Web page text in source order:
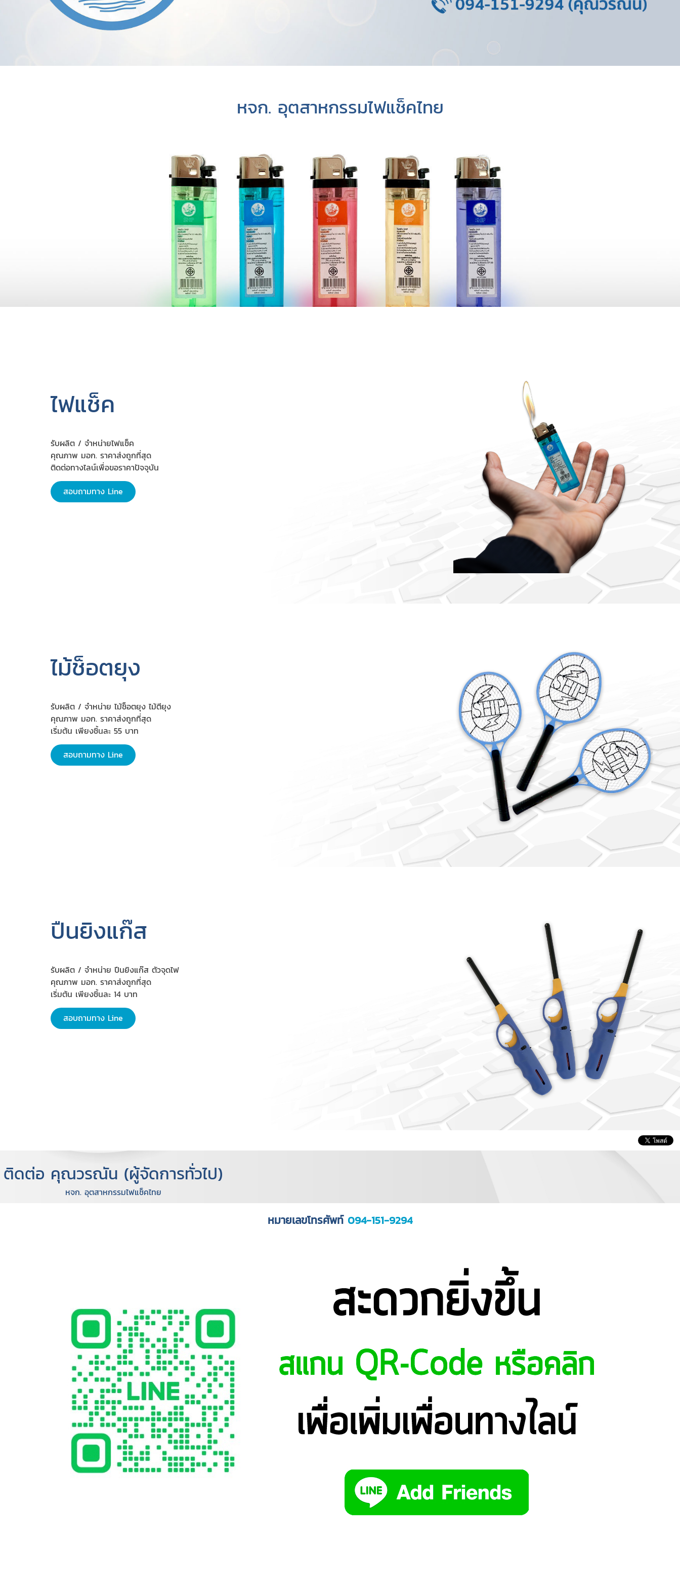
หจก. อุตสาหกรรมไฟแช็คไทย
ไฟแช็ค
รับผลิต / จำหน่ายไฟแช็ค
คุณภาพ มอก. ราคาส่งถูกที่สุด
ติดต่อทางไลน์เพื่อขอราคาปัจจุบัน
สอบถามทาง Line
ไม้ช็อตยุง
รับผลิต / จำหน่าย ไม้ช็อตยุง ไม้ตียุง
คุณภาพ มอก. ราคาส่งถูกที่สุด
เริ่มต้น เพียงชิ้นละ 55 บาท
สอบถามทาง Line
ปืนยิงแก๊ส
รับผลิต / จำหน่าย ปืนยิงแก๊ส ตัวจุดไฟ
คุณภาพ มอก. ราคาส่งถูกที่สุด
เริ่มต้น เพียงชิ้นละ 14 บาท
สอบถามทาง Line
ติดต่อ คุณวรณัน (ผู้จัดการทั่วไป)
หจก. อุตสาหกรรมไฟแช็คไทย
หมายเลขโทรศัพท์ 094-151-9294